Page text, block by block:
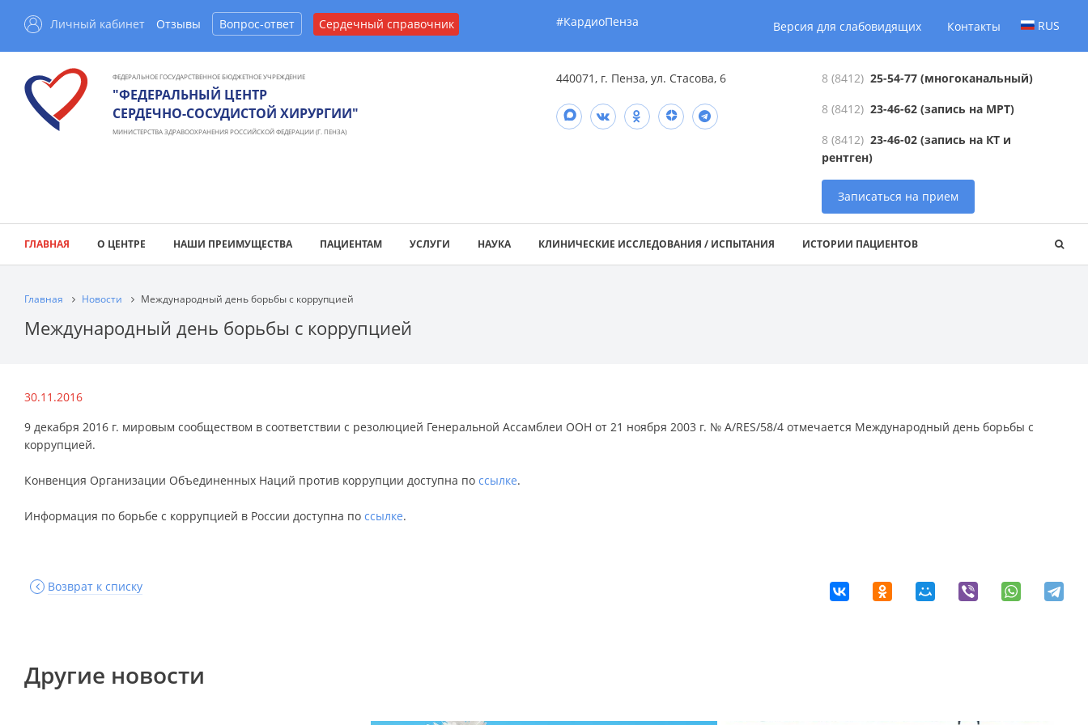
Личный кабинет Отзывы Вопрос-ответ Сердечный справочник #КардиоПенза Версия для слабовидящих Контакты RUS
ФЕДЕРАЛЬНОЕ ГОСУДАРСТВЕННОЕ БЮДЖЕТНОЕ УЧРЕЖДЕНИЕ
"ФЕДЕРАЛЬНЫЙ ЦЕНТР
СЕРДЕЧНО-СОСУДИСТОЙ ХИРУРГИИ"
МИНИСТЕРСТВА ЗДРАВООХРАНЕНИЯ РОССИЙСКОЙ ФЕДЕРАЦИИ (Г. ПЕНЗА)
440071, г. Пенза, ул. Стасова, 6 8 (8412) 25-54-77 (многоканальный)
8 (8412) 23-46-62 (запись на МРТ)
8 (8412) 23-46-02 (запись на КТ и
рентген)
Записаться на прием
ГЛАВНАЯ О ЦЕНТРЕ НАШИ ПРЕИМУЩЕСТВА ПАЦИЕНТАМ УСЛУГИ НАУКА КЛИНИЧЕСКИЕ ИССЛЕДОВАНИЯ / ИСПЫТАНИЯ ИСТОРИИ ПАЦИЕНТОВ
Главная Новости Международный день борьбы с коррупцией
Международный день борьбы с коррупцией
30.11.2016
9 декабря 2016 г. мировым сообществом в соответствии с резолюцией Генеральной Ассамблеи ООН от 21 ноября 2003 г. № A/RES/58/4 отмечается Международный день борьбы с
коррупцией.
Конвенция Организации Объединенных Наций против коррупции доступна по ссылке.
Информация по борьбе с коррупцией в России доступна по ссылке.
Возврат к списку
Другие новости